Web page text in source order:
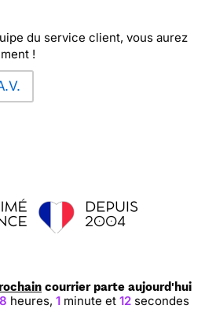
du service client, vous aurez
!
courrier parte aujourd'hui
8 heures,1 minute et11secondes